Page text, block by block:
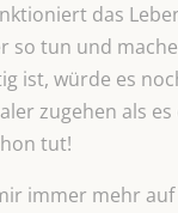
das
so tun und
ist, würde es
zugehen als es
tut!
immer mehr auf